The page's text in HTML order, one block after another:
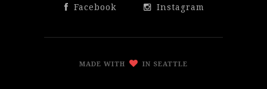
Facebook Instagram
MADE WITH IN SEATTLE